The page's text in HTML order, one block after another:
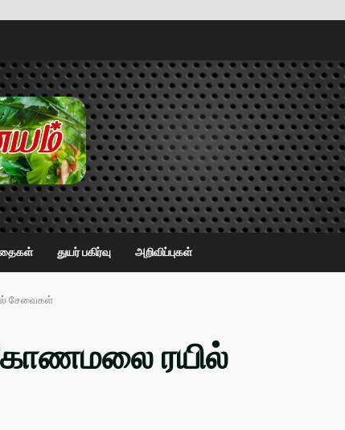
துயர் பகிர்வு அறிவிப்புகள்
சேவைகள்
ரயில்